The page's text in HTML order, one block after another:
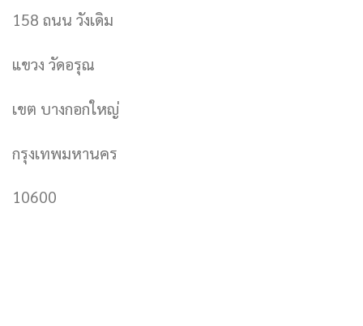
158 ถนน วังเดิม
แขวง วัดอรุณ
เขต บางกอกใหญ่
กรุงเทพมหานคร
10600